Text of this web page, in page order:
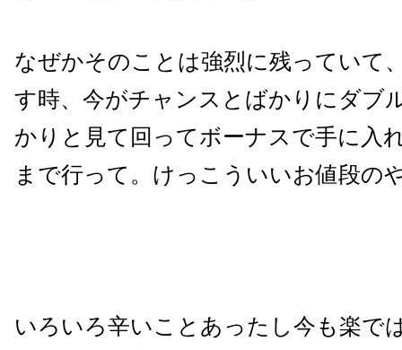
なぜかそのことは強烈に残っていて
す時、今がチャンスとばかりにダブ
かりと見て回ってボーナスで手に入
まで行って。けっこういいお値段の
いろいろ辛いことあったし今も楽で